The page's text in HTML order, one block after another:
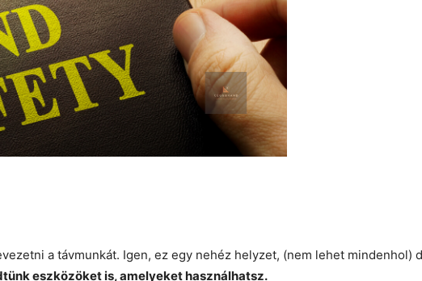
a távmunkát. Igen, ez egy nehéz helyzet, (nem lehet
eszközöket is, amelyeket használhatsz.